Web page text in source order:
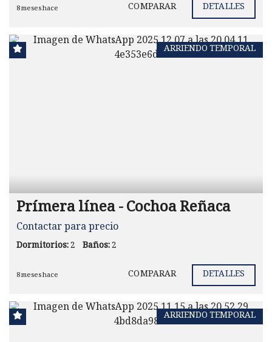
8 meses hace COMPARAR DETALLES
ARRIENDO TEMPORAL
Prímera línea - Cochoa Reñaca
Contactar para precio
Dormitorios:2 Baños:2
8 meses hace COMPARAR DETALLES
ARRIENDO TEMPORAL